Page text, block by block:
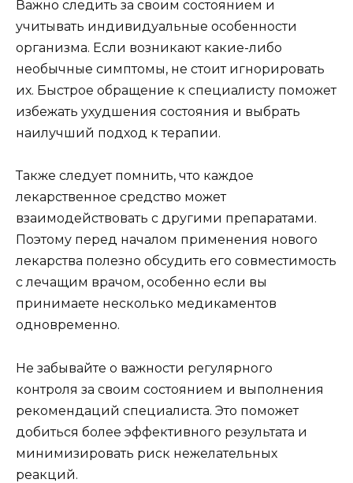
Важно следить за своим состоянием и
учитывать индивидуальные особенности
организма. Если возникают какие-либо
необычные симптомы, не стоит игнорировать
их. Быстрое обращение к специалисту поможет
избежать ухудшения состояния и выбрать
наилучший подход к терапии.
Также следует помнить, что каждое
лекарственное средство может
взаимодействовать с другими препаратами.
Поэтому перед началом применения нового
лекарства полезно обсудить его совместимость
с лечащим врачом, особенно если вы
принимаете несколько медикаментов
одновременно.
Не забывайте о важности регулярного
контроля за своим состоянием и выполнения
рекомендаций специалиста. Это поможет
добиться более эффективного результата и
минимизировать риск нежелательных
реакций.